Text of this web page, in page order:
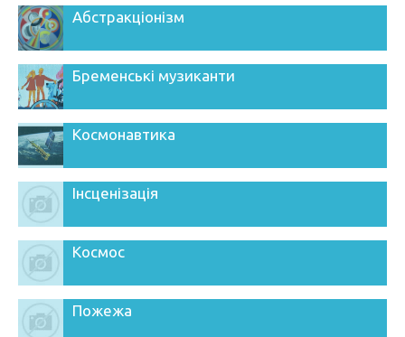
Абстракціонізм
Бременські музиканти
Космонавтика
Інсценізація
Космос
Пожежа